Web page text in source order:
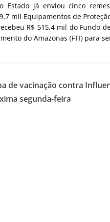
Estado já enviou cinco
mil Equipamentos de
R$ 515,4 mil do Fundo
do Amazonas (FTI) para
de vacinação contra
segunda-feira